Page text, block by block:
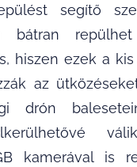
segítő
bátran
hiszen ezek a
az
drón
kamerával is